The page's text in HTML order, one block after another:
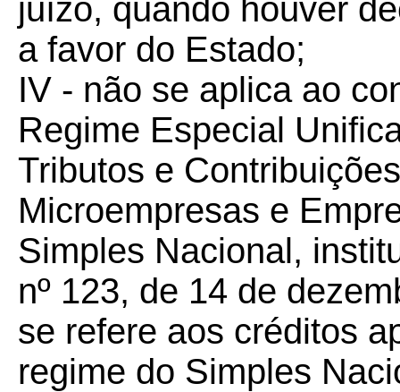
juízo, quando houver
a favor do Estado;
IV - não se aplica ao
Regime Especial
Tributos e
Microempresas e
Simples Nacional,
nº 123, de 14 de
se refere aos créditos
regime do Simples